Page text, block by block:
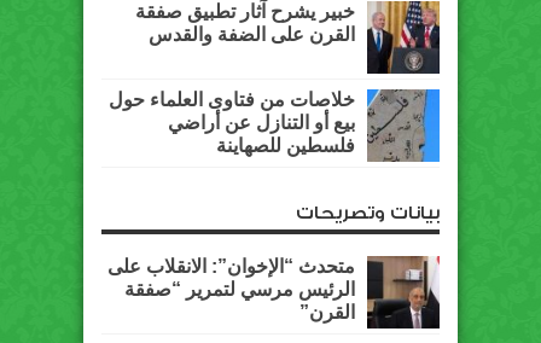
خبير يشرح آثار تطبيق صفقة
القرن على الضفة والقدس
خلاصات من فتاوى العلماء حول
بيع أو التنازل عن أراضي
فلسطين للصهاينة
بيانات وتصريحات
متحدث “الإخوان”: الانقلاب على
الرئيس مرسي لتمرير “صفقة
القرن”